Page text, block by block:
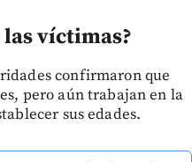
las víctimas?
confirmaron que
pero aún trabajan en la
sus edades.